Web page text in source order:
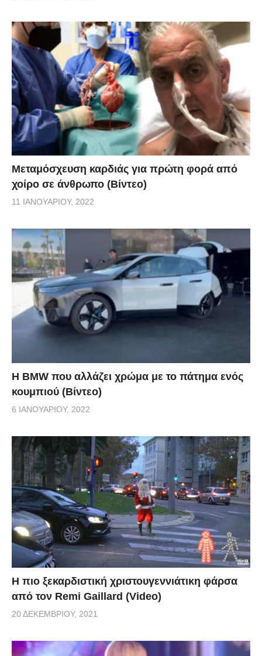
Μεταμόσχευση καρδιάς για πρώτη φορά από
χοίρο σε άνθρωπο (Βίντεο)
11 ΙΑΝΟΥΑΡΊΟΥ, 2022
Η BMW που αλλάζει χρώμα με το πάτημα ενός
κουμπιού (Βίντεο)
6 ΙΑΝΟΥΑΡΊΟΥ, 2022
Η πιο ξεκαρδιστική χριστουγεννιάτικη φάρσα
από τον Remi Gaillard (Video)
20 ΔΕΚΕΜΒΡΊΟΥ, 2021